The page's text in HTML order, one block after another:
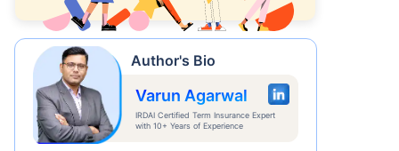
Author's Bio
Varun Agarwal
IRDAI Certified Term Insurance Expert
with 10+ Years of Experience
నెల*